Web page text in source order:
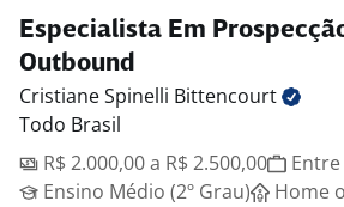
Especialista Em Prospecção
Outbound
Cristiane Spinelli Bittencourt
Todo Brasil
R$ 2.000,00 a R$ 2.500,00
Ensino Médio (2º Grau)
Home